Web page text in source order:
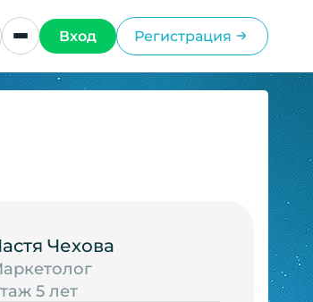
Вход Регистрация
Чехова
5 лет